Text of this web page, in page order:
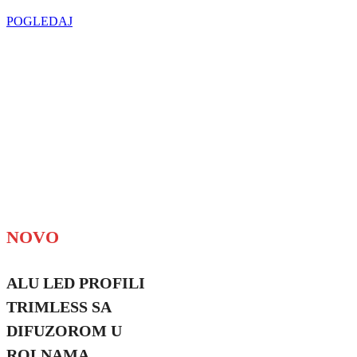
POGLEDAJ
NOVO
ALU LED PROFILI
TRIMLESS SA
DIFUZOROM U